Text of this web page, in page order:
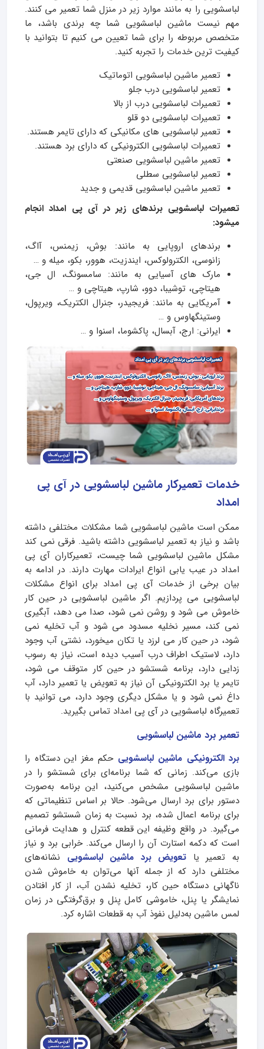
لباسشویی را به مانند موارد زیر در منزل شما تعمیر می کنند.
مهم نیست ماشین لباسشویی شما چه برندی باشد، ما
متخصص مربوطه را برای شما تعیین می کنیم تا بتوانید با
کیفیت ترین خدمات را تجربه کنید.
تعمیر ماشین لباسشویی اتوماتیک
تعمیر لباسشویی درب جلو
تعمیرات لباسشویی درب از بالا
تعمیرات لباسشویی دو قلو
تعمیر لباسشویی های مکانیکی که دارای تایمر هستند.
تعمیرات لباسشویی الکترونیکی که دارای برد هستند.
تعمیر ماشین لباسشویی صنعتی
تعمیر لباسشویی سطلی
تعمیر ماشین لباسشویی قدیمی و جدید
تعمیرات لباسشویی برندهای زیر در آی پی امداد انجام
میشود:
برندهای اروپایی به مانند: بوش، زیمنس، آاگ،
زانوسی، الکترولوکس، ایندزیت، هوور، بکو، میله و …
مارک های آسیایی به مانند: سامسونگ، ال جی،
هیتاچی، توشیبا، دوو، شارپ، هیتاچی و …
آمریکایی به مانند: فریجیدر، جنرال الکتریک، ویرپول،
وستینگهاوس و …
ایرانی: ارج، آبسال، پاکشوما، اسنوا و …
خدمات تعمیرکار ماشین لباسشویی در آی پی
امداد
ممکن است ماشین لباسشویی شما مشکلات مختلفی داشته
باشد و نیاز به تعمیر لباسشویی داشته باشید. فرقی نمی کند
مشکل ماشین لباسشویی شما چیست، تعمیرکاران آی پی
امداد در عیب یابی انواع ایرادات مهارت دارند. در ادامه به
بیان برخی از خدمات آی پی امداد برای انواع مشکلات
لباسشویی می پردازیم. اگر ماشین لباسشویی در حین کار
خاموش می شود و روشن نمی شود، صدا می دهد، آبگیری
نمی کند، مسیر نخلیه مسدود می شود و آب تخلیه نمی
شود، در حین کار می لرزد یا تکان میخورد، نشتی آب وجود
دارد، لاستیک اطراف درب آسیب دیده است، نیاز به رسوب
زدایی دارد، برنامه شستشو در حین کار متوقف می شود،
تایمر یا برد الکترونیکی آن نیاز به تعویض یا تعمیر دارد، آب
داغ نمی شود و یا مشکل دیگری وجود دارد، می توانید با
تعمیرگاه لباسشویی در آی پی امداد تماس بگیرید.
تعمیر برد ماشین لباسشویی
برد الکترونیکی ماشین لباسشویی حکم مغز این دستگاه را
بازی می‌کند. زمانی که شما برنامه‌ای برای شستشو را در
ماشین لباسشویی مشخص می‌کنید، این برنامه به‌صورت
دستور برای برد ارسال می‌شود. حالا بر اساس تنظیماتی که
برای برنامه اعمال‌ شده، برد نسبت به زمان شستشو تصمیم
می‌گیرد. در واقع وظیفه این قطعه کنترل و هدایت فرمانی
است که دکمه استارت آن را ارسال می‌کند. خرابی برد و نیاز
به تعمیر یا تعویض برد ماشین لباسشویی نشانه‌های
مختلفی دارد که از جمله آنها می‌توان به خاموش‌ شدن
ناگهانی دستگاه حین کار، تخلیه‌ نشدن آب، از کار افتادن
نمایشگر یا پنل، خاموشی کامل پنل و برق‌گرفتگی در زمان
لمس ماشین به‌دلیل نفوذ آب به قطعات اشاره کرد.